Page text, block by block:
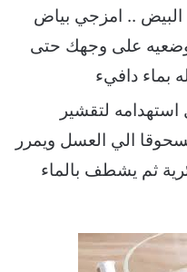
.. امزجي بياض
وضعيه على وجهك حتى
بماء دافيء
لتقشير
الي العسل ويمرر
ثم يشطف بالماء